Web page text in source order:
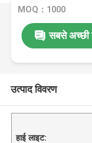
MOQ：1000
सबसे अच्छी
उत्पाद विवरण
हाई लाइट: